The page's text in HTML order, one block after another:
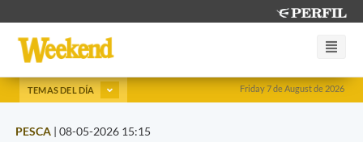
Friday 7 de August de 2026
TEMAS DEL DÍA
PESCA | 08-05-2026 15:15